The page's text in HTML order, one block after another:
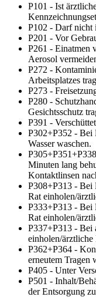
P101 - Ist
P102 - Darf nicht
P201 - Vor
P261 - Einatmen
Aerosol
P272 -
Arbeitsplatzes
P273 -
P280 -
Gesichtsschutz
P391 -
P302+P352 -
Wasser waschen.
Minuten lang
Kontaktlinsen
P308+P313 - Bei
Rat einholen/
P333+P313 - Bei
Rat einholen/
P337+P313 - Bei
einholen/
P362+P364 -
erneutem Tragen
P405 - Unter
P501 - Inhalt/
der Entsorgung